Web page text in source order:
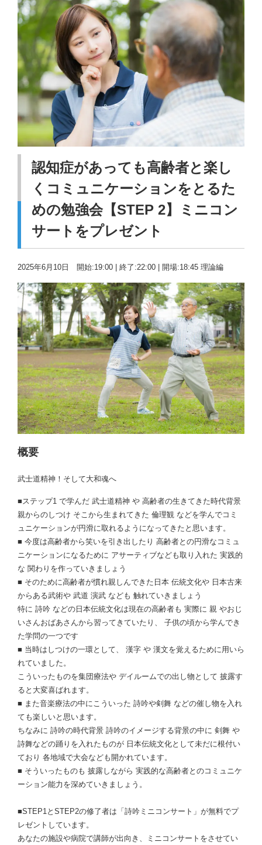
認知症があっても高齢者と楽し
くコミュニケーションをとるた
めの勉強会【STEP 2】ミニコン
サートをプレゼント
2025年6月10日 開始:19:00 | 終了:22:00 | 開場:18:45 理論編
概要
武士道精神！そして大和魂へ
■ステップ1 で学んだ 武士道精神 や 高齢者の生きてきた時代背景
親からのしつけ そこから生まれてきた 倫理観 などを学んでコミ
ュニケーションが円滑に取れるようになってきたと思います。
■ 今度は高齢者から笑いを引き出したり 高齢者との円滑なコミュ
ニケーションになるために アサーティブなども取り入れた 実践的
な 関わりを作っていきましょう
■ そのために高齢者が慣れ親しんできた日本 伝統文化や 日本古来
からある武術や 武道 演武 なども 触れていきましょう
特に 詩吟 などの日本伝統文化は現在の高齢者も 実際に 親 やおじ
いさんおばあさんから習ってきていたり、 子供の頃から学んでき
た学問の一つです
■ 当時はしつけの一環として、 漢字 や 漢文を覚えるために用いら
れていました。
こういったものを集団療法や デイルームでの出し物として 披露す
ると大変喜ばれます。
■ また音楽療法の中にこういった 詩吟や剣舞 などの催し物を入れ
ても楽しいと思います。
ちなみに 詩吟の時代背景 詩吟のイメージする背景の中に 剣舞 や
詩舞などの踊りを入れたものが 日本伝統文化として未だに根付い
ており 各地域で大会なども開かれています。
■ そういったものも 披露しながら 実践的な高齢者とのコミュニケ
ーション能力を深めていきましょう。
■STEP1とSTEP2の修了者は「詩吟ミニコンサート」が無料でプ
レゼントしています。
あなたの施設や病院で講師が出向き、ミニコンサートをさせてい